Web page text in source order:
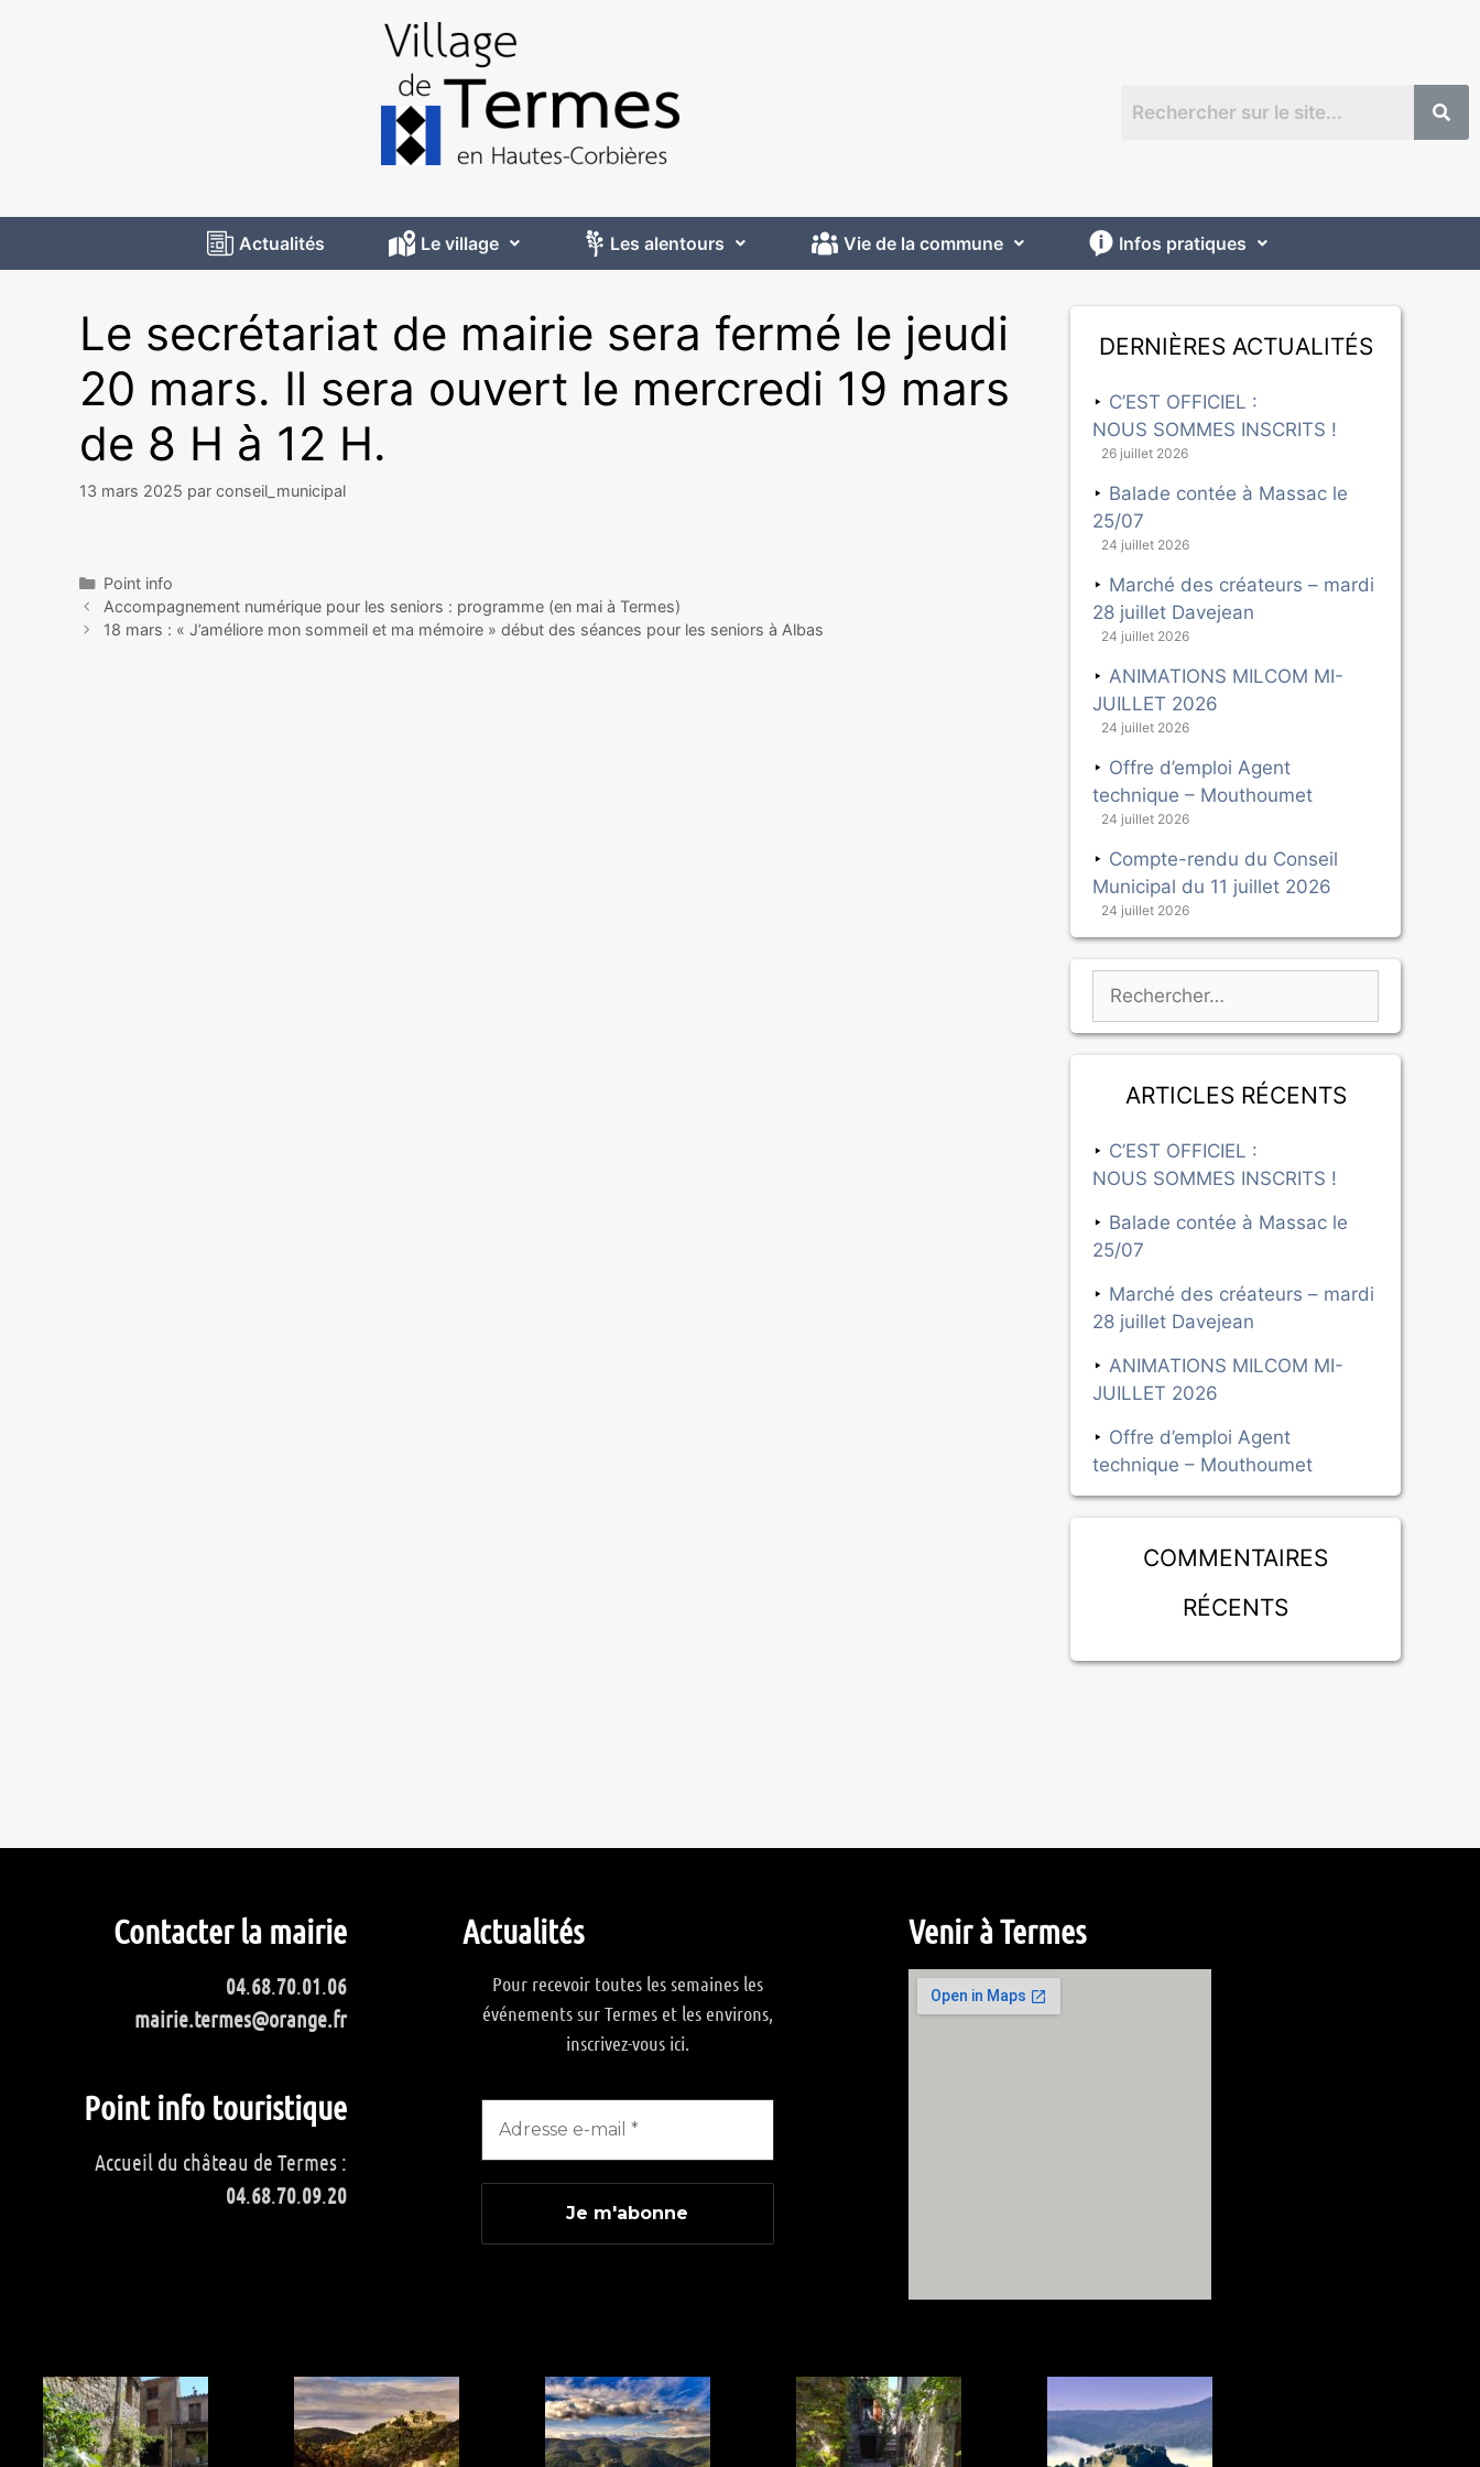
Actualités Le village Les alentours Vie de la commune Infos pratiques
Le secrétariat de mairie sera fermé le jeudi
20 mars. Il sera ouvert le mercredi 19 mars
de 8 H à 12 H.
13 mars 2025 par conseil_municipal
Point info
Accompagnement numérique pour les seniors : programme (en mai à Termes)
18 mars : « J’améliore mon sommeil et ma mémoire » début des séances pour les seniors à Albas
Dernières actualités
C’EST OFFICIEL :
NOUS SOMMES INSCRITS !
26 juillet 2026
Balade contée à Massac le
25/07
24 juillet 2026
Marché des créateurs – mardi
28 juillet Davejean
24 juillet 2026
ANIMATIONS MILCOM MI-
JUILLET 2026
24 juillet 2026
Offre d’emploi Agent
technique – Mouthoumet
24 juillet 2026
Compte-rendu du Conseil
Municipal du 11 juillet 2026
24 juillet 2026
Articles récents
C’EST OFFICIEL :
NOUS SOMMES INSCRITS !
Balade contée à Massac le
25/07
Marché des créateurs – mardi
28 juillet Davejean
ANIMATIONS MILCOM MI-
JUILLET 2026
Offre d’emploi Agent
technique – Mouthoumet
Commentaires
récents
Contacter la mairie
04.68.70.01.06
mairie.termes@orange.fr
Point info touristique
Accueil du château de Termes :
04.68.70.09.20
Actualités
Pour recevoir toutes les semaines les
événements sur Termes et les environs,
inscrivez-vous ici.
Venir à Termes